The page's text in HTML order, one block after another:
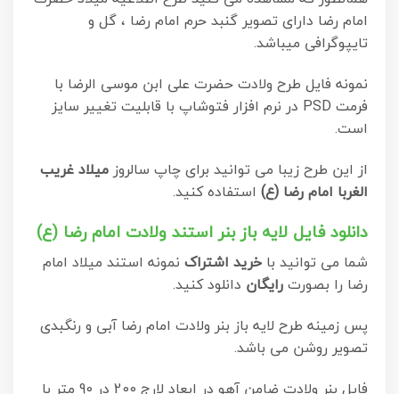
امام رضا دارای تصویر گنبد حرم امام رضا ، گل و
تایپوگرافی میباشد.
نمونه فایل طرح ولادت حضرت علی ابن موسی الرضا با
فرمت PSD در نرم افزار فتوشاپ با قابلیت تغییر سایز
است.
از این طرح زیبا می توانید برای چاپ سالروز میلاد غریب
الغربا امام رضا (ع) استفاده کنید.
دانلود فایل لایه باز بنر استند ولادت امام رضا (ع)
شما می توانید با خرید اشتراک نمونه استند میلاد امام
رضا را بصورت رایگان دانلود کنید.
پس زمینه طرح لایه باز بنر ولادت امام رضا آبی و رنگبدی
تصویر روشن می باشد.
فایل بنر ولادت ضامن آهو در ابعاد لارج 200 در 90 متر با